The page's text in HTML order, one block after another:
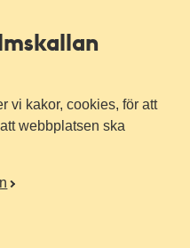
vi kakor, cookies, för att
webbplatsen ska